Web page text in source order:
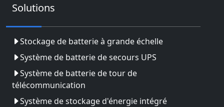
Solutions
Stockage de batterie à grande échelle
Système de batterie de secours UPS
Système de batterie de tour de
télécommunication
Système de stockage d'énergie intégré